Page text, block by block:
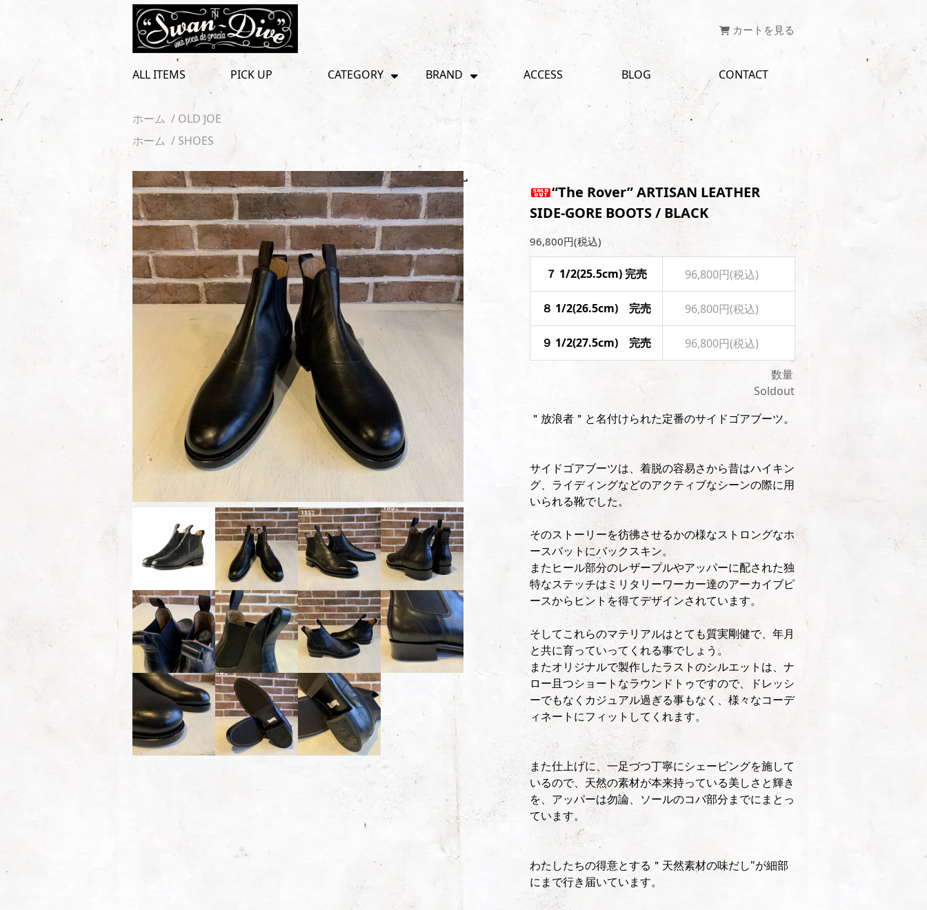
カートを見る
ALL ITEMS PICK UP CATEGORY BRAND ACCESS BLOG CONTACT
ホーム / OLD JOE
ホーム / SHOES
“The Rover” ARTISAN LEATHER
SIDE-GORE BOOTS / BLACK
96,800円(税込)
７ 1/2(25.5cm) 完売 96,800円(税込)
８ 1/2(26.5cm) 完売 96,800円(税込)
９ 1/2(27.5cm) 完売 96,800円(税込)
数量
Soldout
＂放浪者＂と名付けられた定番のサイドゴアブーツ。
サイドゴアブーツは、着脱の容易さから昔はハイキン
グ、ライディングなどのアクティブなシーンの際に用
いられる靴でした。
そのストーリーを彷彿させるかの様なストロングなホ
ースバットにバックスキン。
またヒール部分のレザープルやアッパーに配された独
特なステッチはミリタリーワーカー達のアーカイブピ
ースからヒントを得てデザインされています。
そしてこれらのマテリアルはとても質実剛健で、年月
と共に育っていってくれる事でしょう。
またオリジナルで製作したラストのシルエットは、ナ
ロー且つショートなラウンドトゥですので、ドレッシ
ーでもなくカジュアル過ぎる事もなく、様々なコーデ
ィネートにフィットしてくれます。
また仕上げに、一足づつ丁寧にシェービングを施して
いるので、天然の素材が本来持っている美しさと輝き
を、アッパーは勿論、ソールのコバ部分までにまとっ
ています。
わたしたちの得意とする＂天然素材の味だし"が細部
にまで行き届いています。